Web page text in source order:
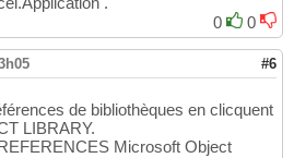
0
0
#6
de bibliothèques en clicquent
LIBRARY.
Microsoft Object